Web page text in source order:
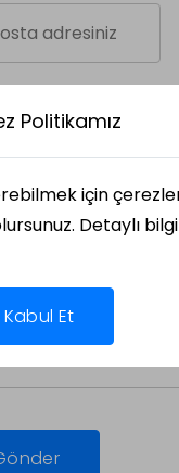
Politikamız
için
Detaylı
Kabul Et